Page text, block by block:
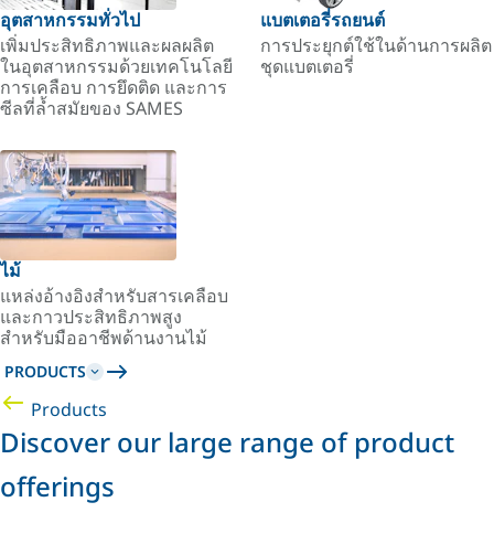
อุตสาหกรรมทั่วไป
เพิ่มประสิทธิภาพและผลผลิต
ในอุตสาหกรรมด้วยเทคโนโลยี
การเคลือบ การยึดติด และการ
ซีลที่ล้ำสมัยของ SAMES
แบตเตอรี่รถยนต์
การประยุกต์ใช้ในด้านการผลิต
ชุดแบตเตอรี่
ไม้
แหล่งอ้างอิงสำหรับสารเคลือบ
และกาวประสิทธิภาพสูง
สำหรับมืออาชีพด้านงานไม้
PRODUCTS
Products
Discover our large range of product
offerings